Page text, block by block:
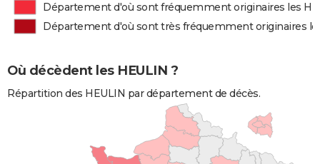
Département d'où sont fréquemment originaires les
Département d'où sont très fréquemment originaires
Où décèdent les HEULIN ?
Répartition des HEULIN par département de décès.